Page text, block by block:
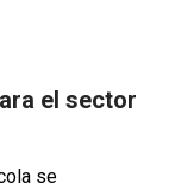
el sector
se